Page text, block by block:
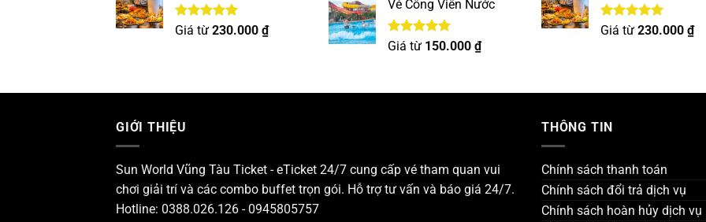
Được xếp
Giá từ 230.000 ₫
Vé Công Viên Nước
Được xếp
Giá từ 150.000 ₫
Được xếp
Giá từ 230.000 ₫
GIỚI THIỆU
Sun World Vũng Tàu Ticket - eTicket 24/7 cung cấp vé tham quan vui
chơi giải trí và các combo buffet trọn gói. Hỗ trợ tư vấn và báo giá 24/7.
Hotline: 0388.026.126 - 0945805757
THÔNG TIN
Chính sách thanh toán
Chính sách đổi trả dịch vụ
Chính sách hoàn hủy dịch vụ